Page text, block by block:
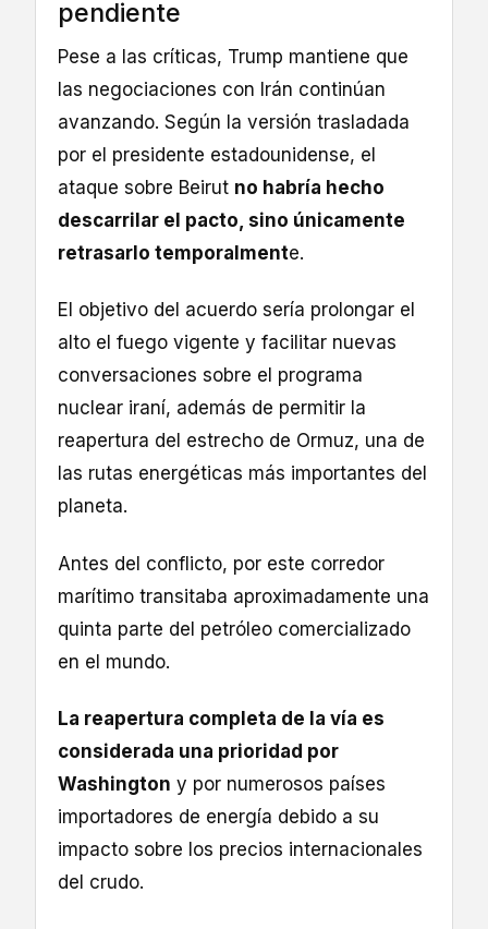
pendiente
Pese a las críticas, Trump mantiene que
las negociaciones con Irán continúan
avanzando. Según la versión trasladada
por el presidente estadounidense, el
ataque sobre Beirut no habría hecho
descarrilar el pacto, sino únicamente
retrasarlo temporalmente.
El objetivo del acuerdo sería prolongar el
alto el fuego vigente y facilitar nuevas
conversaciones sobre el programa
nuclear iraní, además de permitir la
reapertura del estrecho de Ormuz, una de
las rutas energéticas más importantes del
planeta.
Antes del conflicto, por este corredor
marítimo transitaba aproximadamente una
quinta parte del petróleo comercializado
en el mundo.
La reapertura completa de la vía es
considerada una prioridad por
Washington y por numerosos países
importadores de energía debido a su
impacto sobre los precios internacionales
del crudo.